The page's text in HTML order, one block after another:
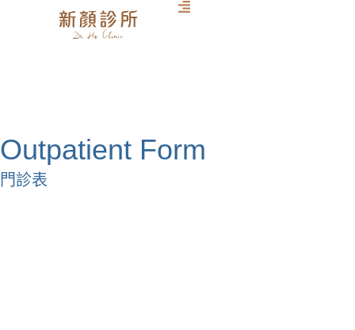
Outpatient Form
門診表